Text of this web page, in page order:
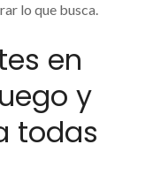
lo que busca.
en
y
todas